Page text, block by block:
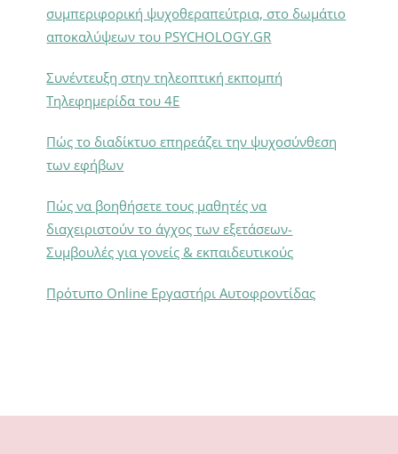
συμπεριφορική ψυχοθεραπεύτρια, στο δωμάτιο
αποκαλύψεων του PSYCHOLOGY.GR
Συνέντευξη στην τηλεοπτική εκπομπή
Τηλεφημερίδα του 4Ε
Πώς το διαδίκτυο επηρεάζει την ψυχοσύνθεση
των εφήβων
Πώς να βοηθήσετε τους μαθητές να
διαχειριστούν το άγχος των εξετάσεων-
Συμβουλές για γονείς & εκπαιδευτικούς
Πρότυπο Online Εργαστήρι Αυτοφροντίδας